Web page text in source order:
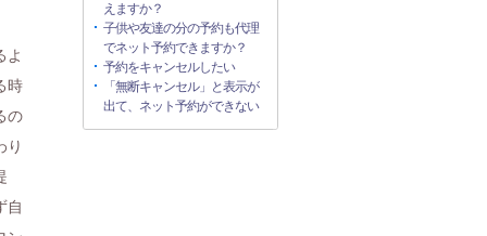
よ
時
の
り
自
えますか？
子供や友達の分の予約も代理
でネット予約できますか？
予約をキャンセルしたい
「無断キャンセル」と表示が
出て、ネット予約ができない